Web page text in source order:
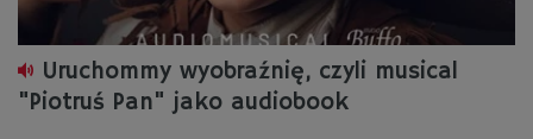
Uruchommy wyobraźnię, czyli musical
"Piotruś Pan" jako audiobook